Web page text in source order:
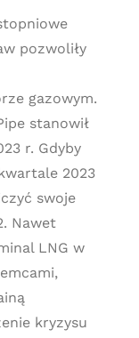
pozwoliły
gazowym.
stanowił
r. Gdyby
2023
swoje
Nawet
LNG w
kryzysu